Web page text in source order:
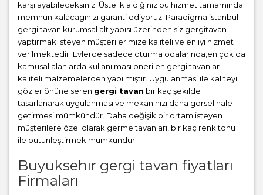
karşılayabileceksiniz. Üstelik aldığınız bu hizmet tamamında
memnun kalacagınızı garanti ediyoruz. Paradigma istanbul
gergi tavan kurumsal alt yapısı üzerinden siz gergitavan
yaptırmak isteyen müşterilerimize kaliteli ve en iyi hizmet
verilmektedir. Evlerde sadece oturma odalarında,en çok da
kamusal alanlarda kullanılması önerilen gergi tavanlar
kaliteli malzemelerden yapılmıştır. Uygulanması ile kaliteyi
gözler önüne seren gergi tavan bir kaç şekilde
tasarlanarak uygulanması ve mekanınızı daha görsel hale
getirmesi mümkündür. Daha değişik bir ortam isteyen
müşterilere özel olarak germe tavanları, bir kaç renk tonu
ile bütünleştirmek mümkündür.
Buyuksehır gergi tavan fiyatları
Firmaları